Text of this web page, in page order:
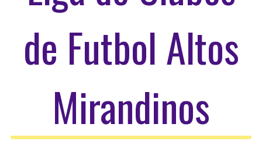
de Futbol Altos
Mirandinos